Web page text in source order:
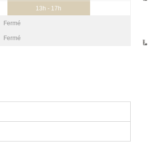
13h - 17h
Fermé
Fermé